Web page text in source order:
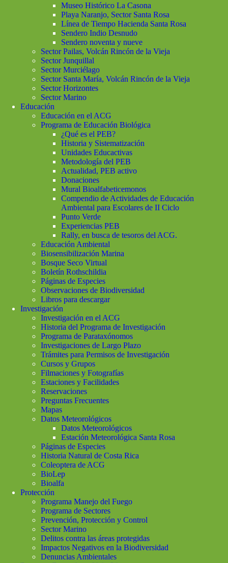
Museo Histórico La Casona
Playa Naranjo, Sector Santa Rosa
Línea de Tiempo Hacienda Santa Rosa
Sendero Indio Desnudo
Sendero noventa y nueve
Sector Pailas, Volcán Rincón de la Vieja
Sector Junquillal
Sector Murciélago
Sector Santa María, Volcán Rincón de la Vieja
Sector Horizontes
Sector Marino
Educación
Educación en el ACG
Programa de Educación Biológica
¿Qué es el PEB?
Historia y Sistematización
Unidades Educactivas
Metodología del PEB
Actualidad, PEB activo
Donaciones
Mural Bioalfabeticemonos
Compendio de Actividades de Educación
Ambiental para Escolares de II Ciclo
Punto Verde
Experiencias PEB
Rally, en busca de tesoros del ACG.
Educación Ambiental
Biosensibilización Marina
Bosque Seco Virtual
Boletín Rothschildia
Páginas de Especies
Observaciones de Biodiversidad
Libros para descargar
Investigación
Investigación en el ACG
Historia del Programa de Investigación
Programa de Parataxónomos
Investigaciones de Largo Plazo
Trámites para Permisos de Investigación
Cursos y Grupos
Filmaciones y Fotografías
Estaciones y Facilidades
Reservaciones
Preguntas Frecuentes
Mapas
Datos Meteorológicos
Datos Meteorológicos
Estación Meteorológica Santa Rosa
Páginas de Especies
Historia Natural de Costa Rica
Coleoptera de ACG
BioLep
Bioalfa
Protección
Programa Manejo del Fuego
Programa de Sectores
Prevención, Protección y Control
Sector Marino
Delitos contra las áreas protegidas
Impactos Negativos en la Biodiversidad
Denuncias Ambientales